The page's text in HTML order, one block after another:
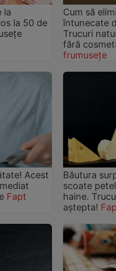
la
la 50 de
Cum să
întunecate
Trucuri
fără
frumusețe
Acest
Fapt
Băutura
scoate
haine.
aștepta!